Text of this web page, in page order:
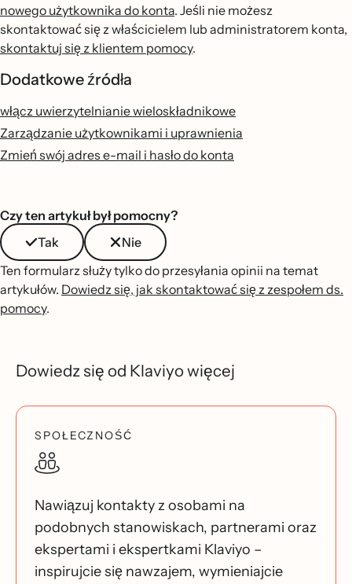
nowego użytkownika do konta. Jeśli nie możesz
skontaktować się z właścicielem lub administratorem konta,
skontaktuj się z klientem pomocy.
Dodatkowe źródła
włącz uwierzytelnianie wieloskładnikowe
Zarządzanie użytkownikami i uprawnienia
Zmień swój adres e-mail i hasło do konta
Czy ten artykuł był pomocny?
Tak
Nie
Ten formularz służy tylko do przesyłania opinii na temat
artykułów. Dowiedz się, jak skontaktować się z zespołem ds.
pomocy.
Dowiedz się od Klaviyo więcej
SPOŁECZNOŚĆ
Nawiązuj kontakty z osobami na
podobnych stanowiskach, partnerami oraz
ekspertami i ekspertkami Klaviyo –
inspirujcie się nawzajem, wymieniajcie